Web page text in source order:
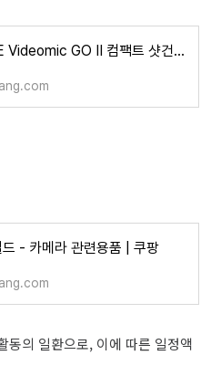
로데 RODE Videomic GO II 컴팩트 샷건 마이크 - 카메라 관련용품 | 쿠팡
- 카메라 관련용품 | 쿠팡
동의 일환으로, 이에 따른 일정액